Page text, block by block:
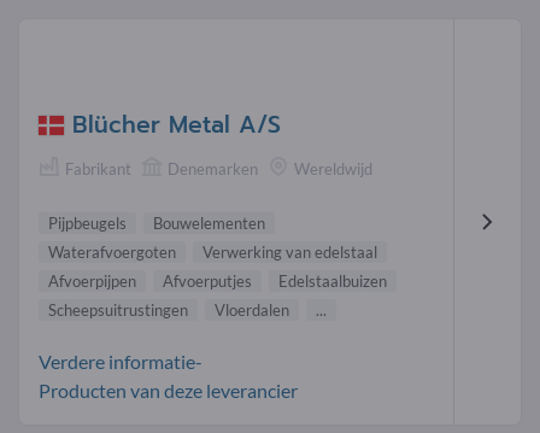
Blücher Metal A/S
Fabrikant Denemarken Wereldwijd
Pijpbeugels
Bouwelementen
Waterafvoergoten
Verwerking van edelstaal
Afvoerpijpen
Afvoerputjes
Edelstaalbuizen
Scheepsuitrustingen
Vloerdalen ...
Verdere informatie-
Producten van deze leverancier